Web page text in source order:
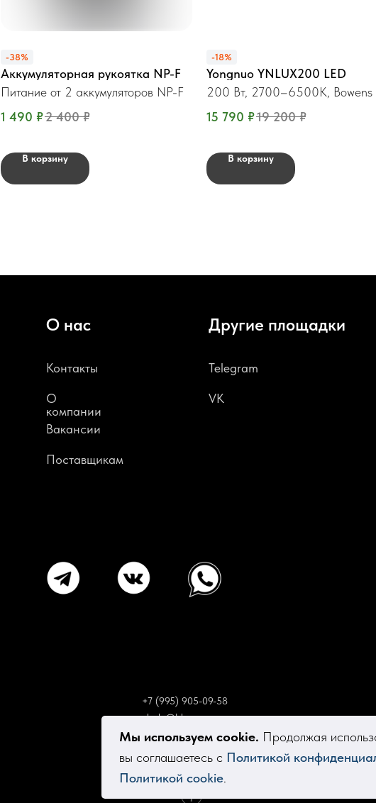
-38%
Аккумуляторная рукоятка NP-F
Питание от 2 аккумуляторов NP-F
1 490 ₽2 400 ₽
В корзину
-18%
Yongnuo YNLUX200 LED
200 Вт, 2700–6500K, Bowens
15 790 ₽19 200 ₽
В корзину
Мы используем cookie. Продолжая
вы соглашаетесь с Политикой
Политикой cookie.
elsola@bk.ru
Контакты
Поставщикам
Вакансии
О
компании
Telegram
VK
О нас Другие площадки
+7 (995) 905-09-58